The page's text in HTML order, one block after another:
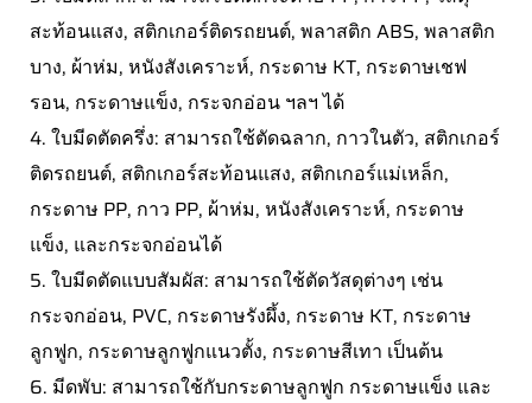
สะท้อนแสง, สติกเกอร์ติดรถยนต์, พลาสติก ABS, พลาสติก
บาง, ผ้าห่ม, หนังสังเคราะห์, กระดาษ KT, กระดาษเชฟ
รอน, กระดาษแข็ง, กระจกอ่อน ฯลฯ ได้
4. ใบมีดตัดครึ่ง: สามารถใช้ตัดฉลาก, กาวในตัว, สติกเกอร์
ติดรถยนต์, สติกเกอร์สะท้อนแสง, สติกเกอร์แม่เหล็ก,
กระดาษ PP, กาว PP, ผ้าห่ม, หนังสังเคราะห์, กระดาษ
แข็ง, และกระจกอ่อนได้
5. ใบมีดตัดแบบสัมผัส: สามารถใช้ตัดวัสดุต่างๆ เช่น
กระจกอ่อน, PVC, กระดาษรังผึ้ง, กระดาษ KT, กระดาษ
ลูกฟูก, กระดาษลูกฟูกแนวตั้ง, กระดาษสีเทา เป็นต้น
6. มีดพับ: สามารถใช้กับกระดาษลูกฟูก กระดาษแข็ง และ